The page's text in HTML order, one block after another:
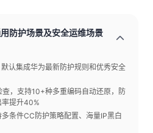
防护场景及安全运维场景
认集成华为最新防护规则和优秀安全
，支持10+种多重编码自动还原，防
率提升40%
条件CC防护策略配置、海量IP黑白